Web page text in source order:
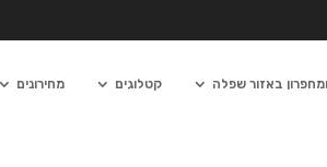
באזור שפלה קטלוגים מחירונים